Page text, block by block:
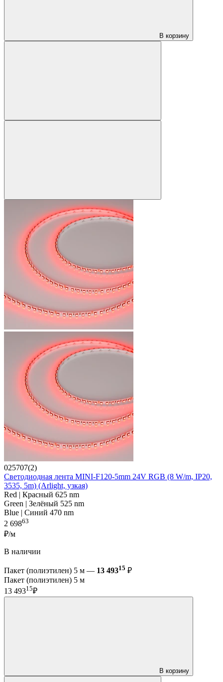
В корзину
025707(2)
Светодиодная лента MINI-F120-5mm 24V RGB (8 W/m, IP20,
3535, 5m) (Arlight, узкая)
Red | Красный 625 nm
Green | Зелёный 525 nm
Blue | Синий 470 nm
2 69863
₽/м
В наличии
Пакет (полиэтилен) 5 м — 13 49315 ₽
Пакет (полиэтилен) 5 м
13 49315₽
В корзину